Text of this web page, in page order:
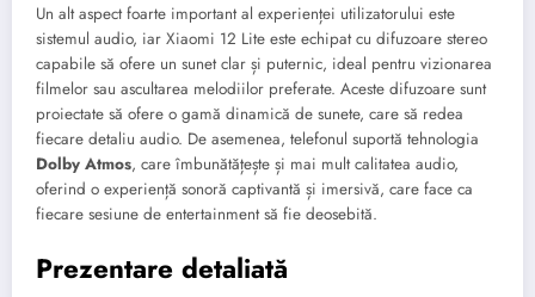
Un alt aspect foarte important al experienței utilizatorului este
sistemul audio, iar Xiaomi 12 Lite este echipat cu difuzoare stereo
capabile să ofere un sunet clar și puternic, ideal pentru vizionarea
filmelor sau ascultarea melodiilor preferate. Aceste difuzoare sunt
proiectate să ofere o gamă dinamică de sunete, care să redea
fiecare detaliu audio. De asemenea, telefonul suportă tehnologia
Dolby Atmos, care îmbunătățește și mai mult calitatea audio,
oferind o experiență sonoră captivantă și imersivă, care face ca
fiecare sesiune de entertainment să fie deosebită.
Prezentare detaliată